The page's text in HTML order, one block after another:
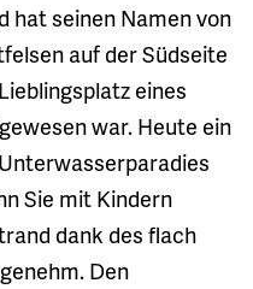
hat seinen Namen von
auf der Südseite
eines
war. Heute ein
Sie mit Kindern
dank des flach
Den